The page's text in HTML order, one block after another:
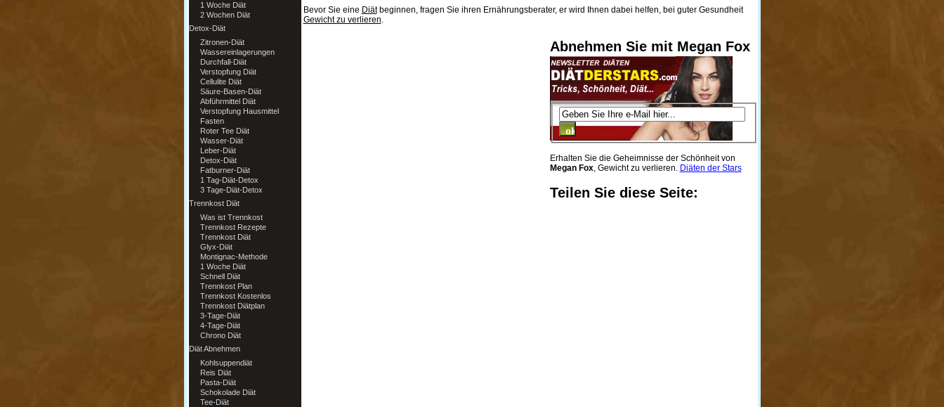
1 Woche Diät
2 Wochen Diät
Detox-Diät
Zitronen-Diät
Wassereinlagerungen
Durchfall-Diät
Verstopfung Diät
Cellulite Diät
Säure-Basen-Diät
Abführmittel Diät
Verstopfung Hausmittel
Fasten
Roter Tee Diät
Wasser-Diät
Leber-Diät
Detox-Diät
Fatburner-Diät
1 Tag-Diät-Detox
3 Tage-Diät-Detox
Trennkost Diät
Was ist Trennkost
Trennkost Rezepte
Trennkost Diät
Glyx-Diät
Montignac-Methode
1 Woche Diät
Schnell Diät
Trennkost Plan
Trennkost Kostenlos
Trennkost Diätplan
3-Tage-Diät
4-Tage-Diät
Chrono Diät
Diät Abnehmen
Kohlsuppendiät
Reis Diät
Pasta-Diät
Schokolade Diät
Tee-Diät
Bevor Sie eine Diätbeginnen, fragen Sie ihren Ernährungsberater, er wird Ihnen dabei helfen, bei guter Gesundheit
Gewicht zu verlieren.
Abnehmen Sie mit Megan Fox
Erhalten Sie die Geheimnisse der Schönheit von
Megan Fox, Gewicht zu verlieren. Diäten der Stars
Teilen Sie diese Seite: